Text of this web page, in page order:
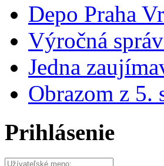
Depo Praha
Výročná
Jedna
Obrazom z
Prihlásenie